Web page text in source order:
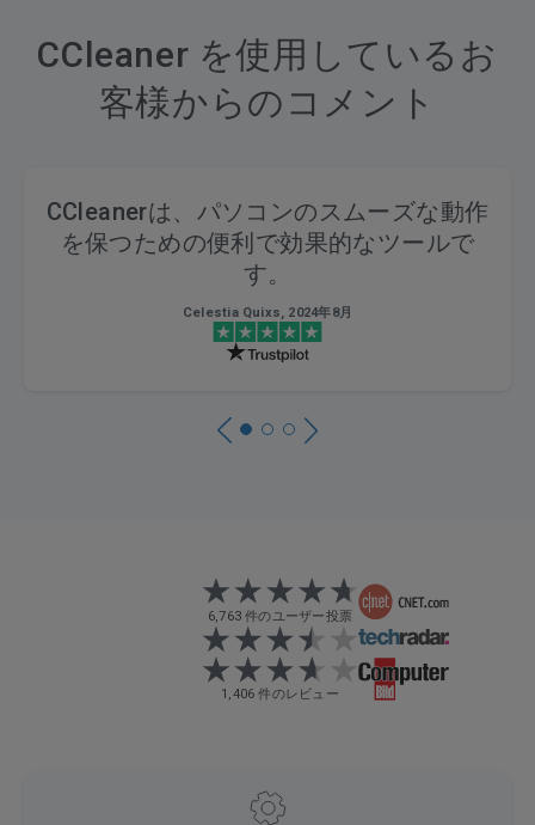
CCleaner を使用しているお
客様からのコメント
CCleanerは、パソコンのスムーズな動作
を保つための便利で効果的なツールで
す。
Celestia Quixs, 2024年8月
6,763 件のユーザー投票
1,406 件のレビュー